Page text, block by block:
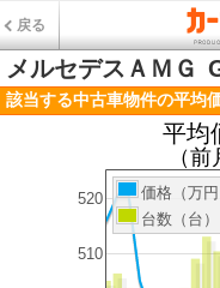
戻る
メルセデスＡＭＧ
該当する中古車物件の平均
平均
（前
510
520
価格（万円
台数（台）